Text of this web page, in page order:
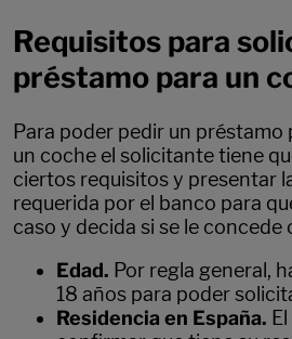
Requisitos para
préstamo para un
Para poder pedir un préstamo
un coche el solicitante tiene
ciertos requisitos y presentar
requerida por el banco para
caso y decida si se le concede
Edad. Por regla general,
18 años para poder
Residencia en España.